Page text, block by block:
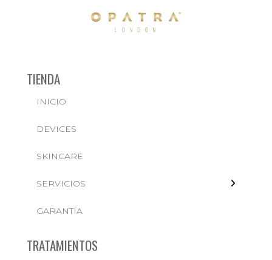
TIENDA
INICIO
DEVICES
SKINCARE
SERVICIOS
← BACK
FACIALES
GARANTÍA
TRATAMIENTOS